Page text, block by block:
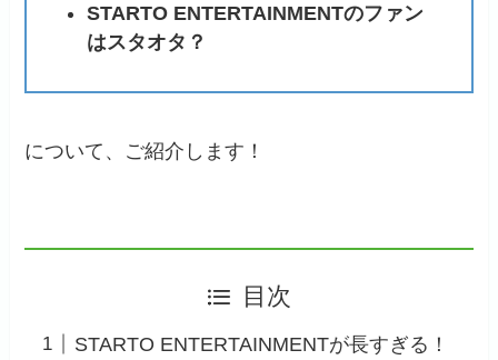
STARTO ENTERTAINMENTのファン
はスタオタ？
について、ご紹介します！
目次
STARTO ENTERTAINMENTが長すぎる！